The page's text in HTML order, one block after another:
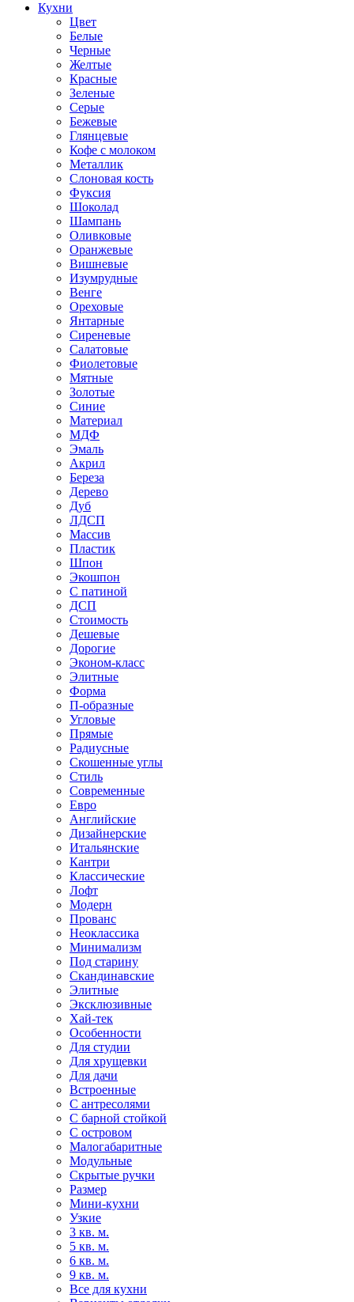
Кухни
Цвет
Белые
Черные
Желтые
Красные
Зеленые
Серые
Бежевые
Глянцевые
Кофе с молоком
Металлик
Слоновая кость
Фуксия
Шоколад
Шампань
Оливковые
Оранжевые
Вишневые
Изумрудные
Венге
Ореховые
Янтарные
Сиреневые
Салатовые
Фиолетовые
Мятные
Золотые
Синие
Материал
МДФ
Эмаль
Акрил
Береза
Дерево
Дуб
ЛДСП
Массив
Пластик
Шпон
Экошпон
С патиной
ДСП
Стоимость
Дешевые
Дорогие
Эконом-класс
Элитные
Форма
П-образные
Угловые
Прямые
Радиусные
Скошенные углы
Стиль
Современные
Евро
Английские
Дизайнерские
Итальянские
Кантри
Классические
Лофт
Модерн
Прованс
Неоклассика
Минимализм
Под старину
Скандинавские
Элитные
Эксклюзивные
Хай-тек
Особенности
Для студии
Для хрущевки
Для дачи
Встроенные
С антресолями
С барной стойкой
С островом
Малогабаритные
Модульные
Скрытые ручки
Размер
Мини-кухни
Узкие
3 кв. м.
5 кв. м.
6 кв. м.
9 кв. м.
Все для кухни